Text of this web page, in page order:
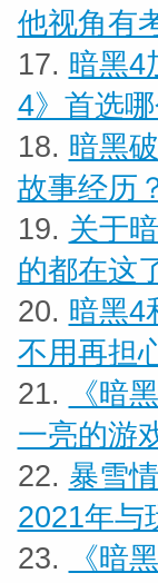
他视角有
17. 暗黑4
4》首选
18. 暗黑
故事经历
19. 关于
的都在这
20. 暗黑4
不用再担
21.
《暗
一亮的游
22. 暴雪
2021年与
23.
《暗